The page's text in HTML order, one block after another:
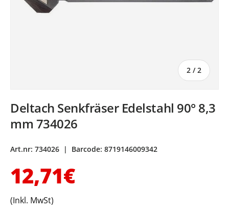
2 / von
2
Deltach Senkfräser Edelstahl 90° 8,3
mm 734026
Art.nr: 734026 | Barcode: 8719146009342
Normaler Preis
12,71€
(Inkl. MwSt)